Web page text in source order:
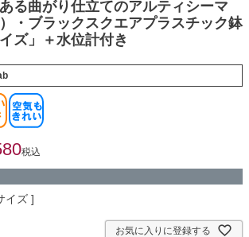
る曲がり仕立てのアルティシーマ
）・ブラックスクエアプラスチック鉢
ズ」＋水位計付き
税込
イズ
お気に入りに登録する